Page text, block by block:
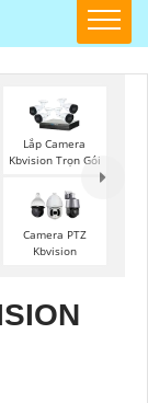
Lắp Camera
Kbvision Trọn Gói
Camera PTZ
Kbvision